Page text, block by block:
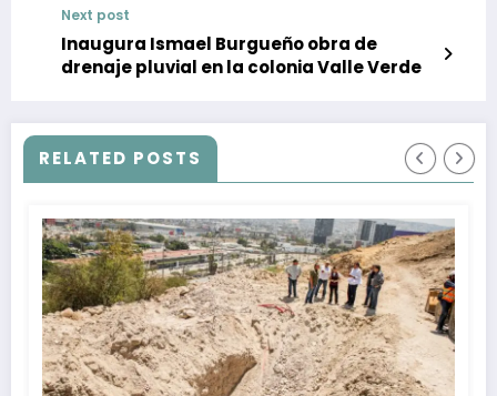
Next post
Inaugura Ismael Burgueño obra de
drenaje pluvial en la colonia Valle Verde
RELATED POSTS